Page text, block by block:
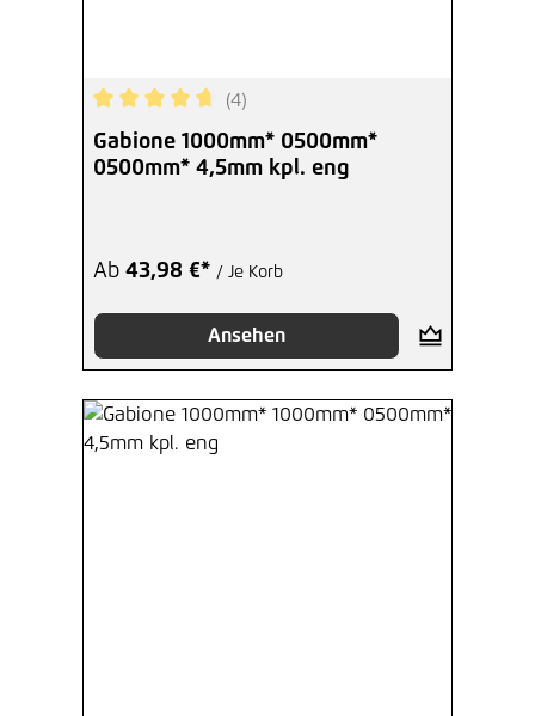
Durchschnittliche Bewertung von 4.75 von 5
(4)
Gabione 1000mm* 0500mm*
0500mm* 4,5mm kpl. eng
Ab 43,98 €* / Je Korb
Ansehen